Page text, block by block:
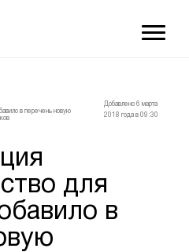
в перечень новую
Добавлено 6 мартa
2018 года в 09:30
для
в